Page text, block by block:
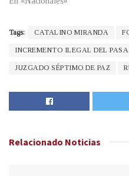
Tags: CATALINO MIRANDA
INCREMENTO ILEGAL DEL
JUZGADO SÉPTIMO DE PAZ
Relacionado Noticias